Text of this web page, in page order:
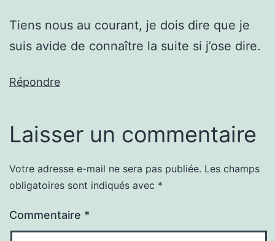
Tiens nous au courant, je dois dire que je
suis avide de connaître la suite si j’ose dire.
Répondre
Laisser un commentaire
Votre adresse e-mail ne sera pas publiée. Les champs
obligatoires sont indiqués avec *
Commentaire *